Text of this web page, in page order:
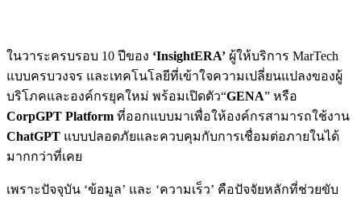
ในวาระครบรอบ 10 ปีของ ‘InsightERA’ ผู้ให้บริการ MarTech
แบบครบวงจร และเทคโนโลยีที่เข้าใจความเปลี่ยนแปลงของผู้
บริโภคและองค์กรยุคใหม่ พร้อมเปิดตัว“GENA” หรือ
CorpGPT Platform ที่ออกแบบมาเพื่อให้องค์กรสามารถใช้งาน
ChatGPT แบบปลอดภัยและควบคุมกับการเชื่อมต่อภายในได้
มากกว่าที่เคย
เพราะปัจจุบัน ‘ข้อมูล’ และ ‘ความเร็ว’ คือปัจจัยหลักที่ช่วยขับ